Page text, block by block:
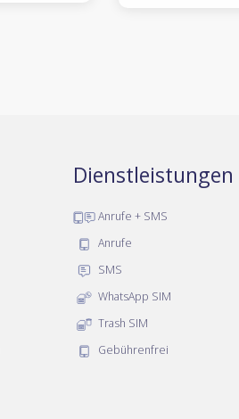
Dienstleistungen
Anrufe + SMS
Anrufe
SMS
WhatsApp SIM
Trash SIM
Gebührenfrei